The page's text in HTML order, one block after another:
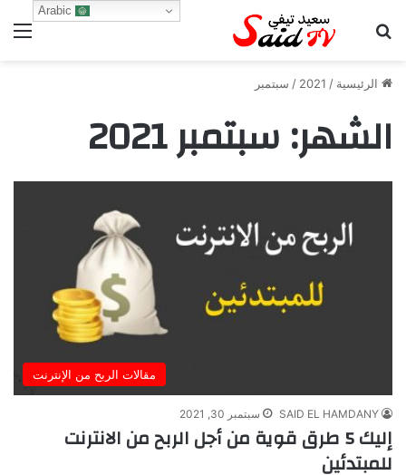
بحث عن
الرئيسية /
2021
/ سبتمبر
الشهر:سبتمبر 2021
مقالات الربح من الإنترنت
SAID EL HAMDANY سبتمبر 30, 2021
إليك 5 طرق قوية من أجل الربح من الانترنت
للمبتدئين